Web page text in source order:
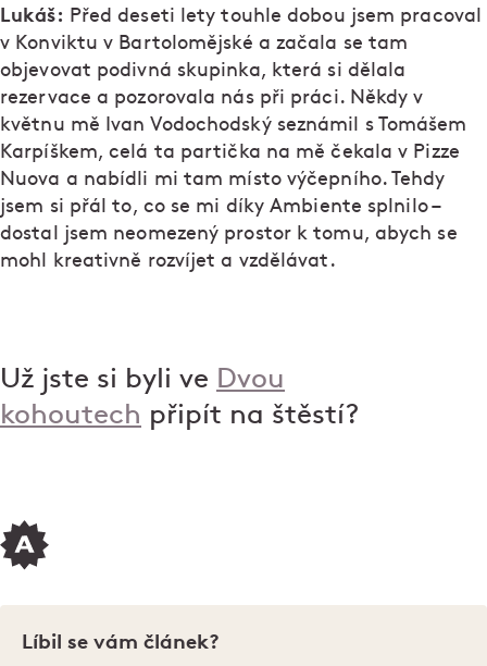
Lukáš: Před deseti lety touhle dobou jsem pracoval
v Konviktu v Bartolomějské a začala se tam
objevovat podivná skupinka, která si dělala
rezervace a pozorovala nás při práci. Někdy v
květnu mě Ivan Vodochodský seznámil s Tomášem
Karpíškem, celá ta partička na mě čekala v Pizze
Nuova a nabídli mi tam místo výčepního. Tehdy
jsem si přál to, co se mi díky Ambiente splnilo –
dostal jsem neomezený prostor k tomu, abych se
mohl kreativně rozvíjet a vzdělávat.
Už jste si byli ve Dvou
kohoutech připít na štěstí?
Líbil se vám článek?